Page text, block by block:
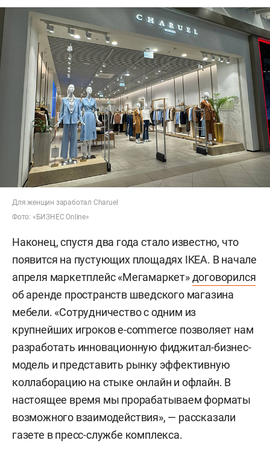
Для женщин заработал Charuel
Фото: «БИЗНЕС Online»
Наконец, спустя два года стало известно, что
появится на пустующих площадях IKEA. В начале
апреля маркетплейс «Мегамаркет»договорился
об аренде пространств шведского магазина
мебели. «Сотрудничество с одним из
крупнейших игроков e-commerce позволяет нам
разработать инновационную фиджитал-бизнес-
модель и представить рынку эффективную
коллаборацию на стыке онлайн и офлайн. В
настоящее время мы прорабатываем форматы
возможного взаимодействия», — рассказали
газете в пресс-службе комплекса.